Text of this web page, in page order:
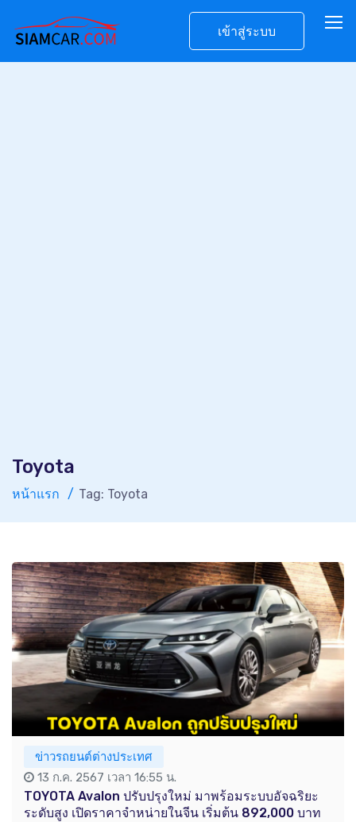
เข้าสู่ระบบ
Toyota
หน้าแรก Tag: Toyota
ข่าวรถยนต์ต่างประเทศ
13 ก.ค. 2567 เวลา 16:55 น.
TOYOTA Avalon ปรับปรุงใหม่ มาพร้อมระบบอัจฉริยะ
ระดับสูง เปิดราคาจำหน่ายในจีน เริ่มต้น 892,000 บาท